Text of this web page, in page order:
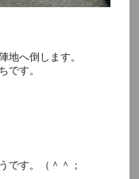
地へ倒します。
です。
です。（＾＾；